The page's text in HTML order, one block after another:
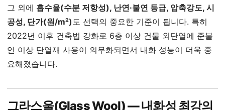
그 외에 흡수율(수분 저항성), 난연·불연 등급, 압축강도, 시
공성, 단가(원/m²)도 선택의 중요한 기준이 됩니다. 특히
2022년 이후 건축법 강화로 6층 이상 건물 외단열에 준불
연 이상 단열재 사용이 의무화되면서 내화 성능이 더욱 중
요해졌습니다.
그라스울(Glass Wool) — 내화성 최강의